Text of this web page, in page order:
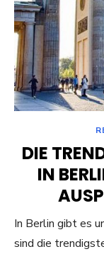
DIE
IN
In Berlin gibt es
sind die